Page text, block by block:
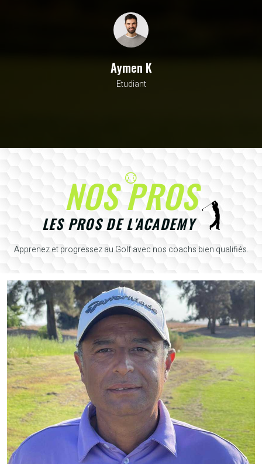
beauté de ce site
NOS PROS
LES PROS DE L'ACADEMY
Apprenez et progressez au Golf avec nos coachs bien qualifiés.